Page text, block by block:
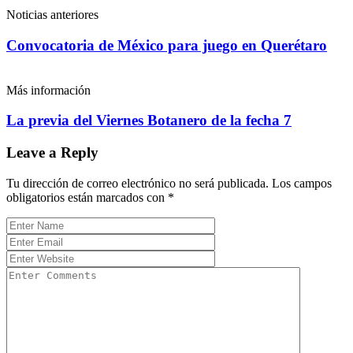
Noticias anteriores
Convocatoria de México para juego en Querétaro
Más información
La previa del Viernes Botanero de la fecha 7
Leave a Reply
Tu dirección de correo electrónico no será publicada. Los campos
obligatorios están marcados con *